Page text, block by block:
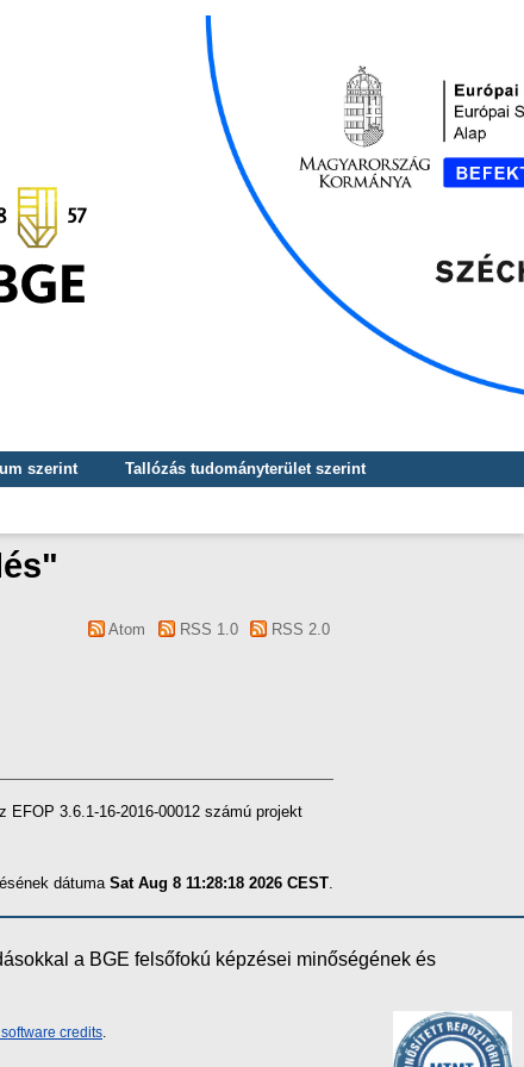
szerint
Tallózás tudományterület szerint
Atom RSS 1.0
RSS 2.0
EFOP 3.6.1-16-2016-00012 számú projekt
dátuma Sat Aug 8 11:28:18 2026 CEST.
a BGE felsőfokú képzései minőségének és
credits